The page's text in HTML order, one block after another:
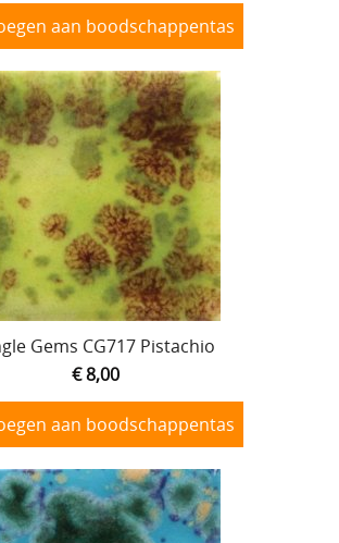
aan boodschappentas
Gems CG717 Pistachio
€ 8,00
aan boodschappentas